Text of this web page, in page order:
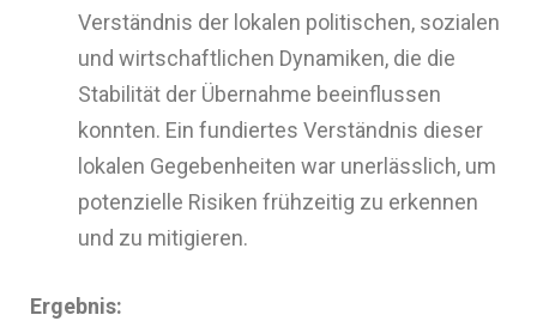
Verständnis der lokalen politischen, sozialen
und wirtschaftlichen Dynamiken, die die
Stabilität der Übernahme beeinflussen
konnten. Ein fundiertes Verständnis dieser
lokalen Gegebenheiten war unerlässlich, um
potenzielle Risiken frühzeitig zu erkennen
und zu mitigieren.
Ergebnis: